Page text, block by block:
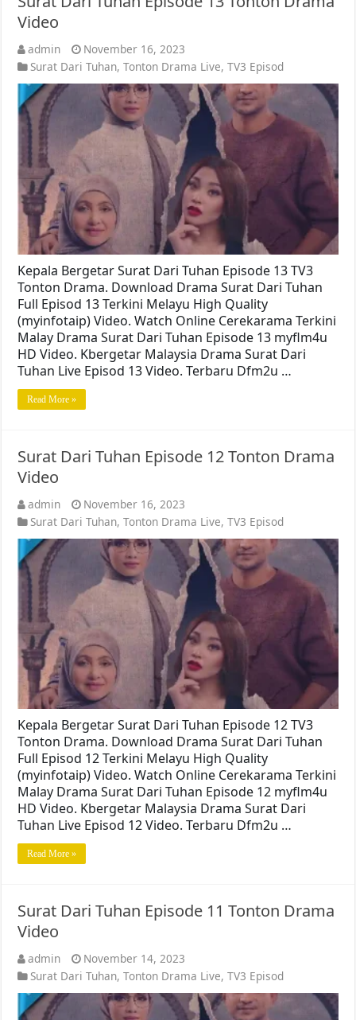
Video
admin
November 16, 2023
Surat Dari Tuhan,Tonton Drama Live,TV3 Episod
Kepala Bergetar Surat Dari Tuhan Episode 13 TV3
Tonton Drama. Download Drama Surat Dari Tuhan
Full Episod 13 Terkini Melayu High Quality
(myinfotaip) Video. Watch Online Cerekarama Terkini
Malay Drama Surat Dari Tuhan Episode 13 myflm4u
HD Video. Kbergetar Malaysia Drama Surat Dari
Tuhan Live Episod 13 Video. Terbaru Dfm2u …
Read More »
Surat Dari Tuhan Episode 12 Tonton Drama
Video
admin
November 16, 2023
Surat Dari Tuhan,Tonton Drama Live,TV3 Episod
Kepala Bergetar Surat Dari Tuhan Episode 12 TV3
Tonton Drama. Download Drama Surat Dari Tuhan
Full Episod 12 Terkini Melayu High Quality
(myinfotaip) Video. Watch Online Cerekarama Terkini
Malay Drama Surat Dari Tuhan Episode 12 myflm4u
HD Video. Kbergetar Malaysia Drama Surat Dari
Tuhan Live Episod 12 Video. Terbaru Dfm2u …
Read More »
Surat Dari Tuhan Episode 11 Tonton Drama
Video
admin
November 14, 2023
Surat Dari Tuhan,Tonton Drama Live,TV3 Episod